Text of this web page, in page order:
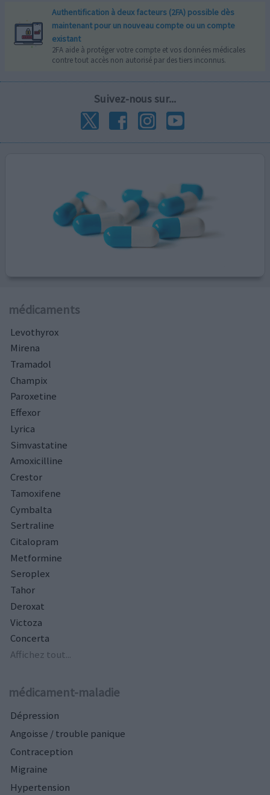
Authentification à deux facteurs (2FA) possible dès
maintenant pour un nouveau compte ou un compte
existant
2FA aide à protéger votre compte et vos données médicales
contre tout accès non autorisé par des tiers inconnus.
Suivez-nous sur...
médicaments
Levothyrox
Mirena
Tramadol
Champix
Paroxetine
Effexor
Lyrica
Simvastatine
Amoxicilline
Crestor
Tamoxifene
Cymbalta
Sertraline
Citalopram
Metformine
Seroplex
Tahor
Deroxat
Victoza
Concerta
Affichez tout...
médicament-maladie
Dépression
Angoisse / trouble panique
Contraception
Migraine
Hypertension